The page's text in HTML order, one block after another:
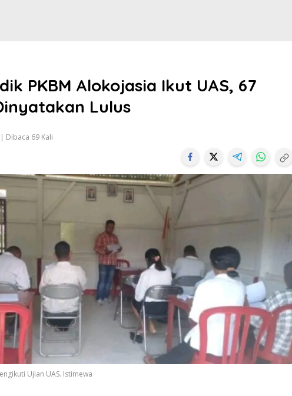
PKBM Alokojasia Ikut UAS, 67
Lulus
Dibaca 69 Kali
Ujian UAS. Istimewa